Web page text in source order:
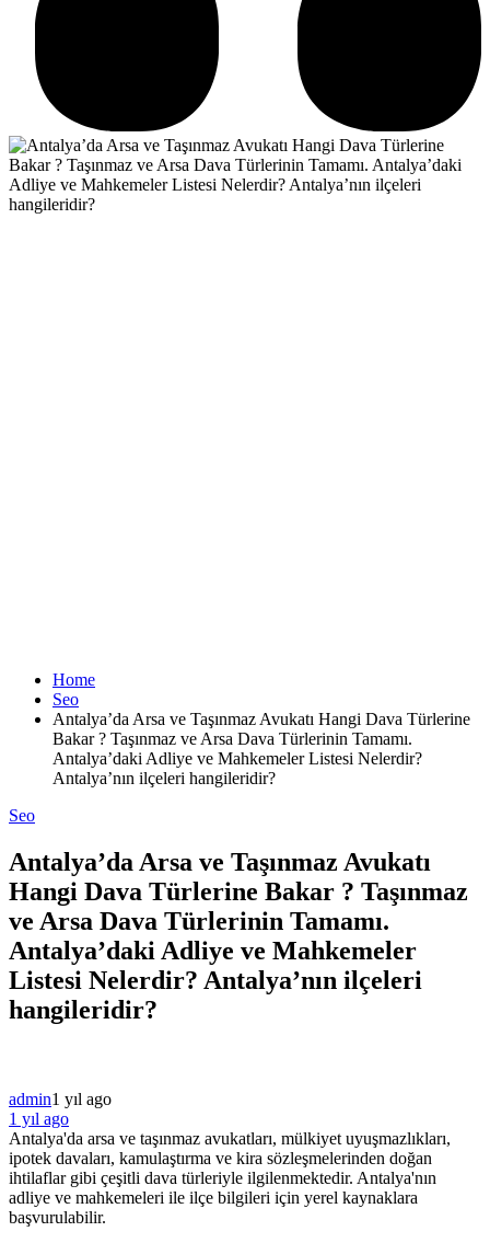
Home
Seo
Antalya’da Arsa ve Taşınmaz Avukatı Hangi Dava Türlerine
Bakar ? Taşınmaz ve Arsa Dava Türlerinin Tamamı.
Antalya’daki Adliye ve Mahkemeler Listesi Nelerdir?
Antalya’nın ilçeleri hangileridir?
Seo
Antalya’da Arsa ve Taşınmaz Avukatı
Hangi Dava Türlerine Bakar ? Taşınmaz
ve Arsa Dava Türlerinin Tamamı.
Antalya’daki Adliye ve Mahkemeler
Listesi Nelerdir? Antalya’nın ilçeleri
hangileridir?
admin1 yıl ago
1 yıl ago
Antalya'da arsa ve taşınmaz avukatları, mülkiyet uyuşmazlıkları,
ipotek davaları, kamulaştırma ve kira sözleşmelerinden doğan
ihtilaflar gibi çeşitli dava türleriyle ilgilenmektedir. Antalya'nın
adliye ve mahkemeleri ile ilçe bilgileri için yerel kaynaklara
başvurulabilir.